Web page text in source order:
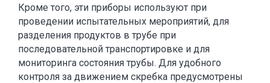
Кроме того, эти приборы используют при
проведении испытательных мероприятий, для
разделения продуктов в трубе при
последовательной транспортировке и для
мониторинга состояния трубы. Для удобного
контроля за движением скребка предусмотрены